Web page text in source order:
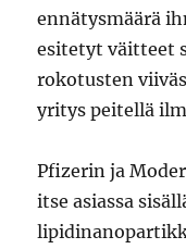
ennätysmäärä
esitetyt väitteet
rokotusten
yritys peitellä
Pfizerin ja
itse asiassa